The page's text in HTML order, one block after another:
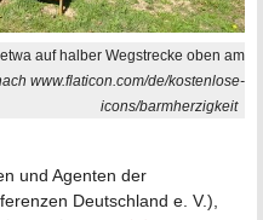
etwa auf halber Wegstrecke oben am
www.flaticon.com/de/kostenlose-
icons/barmherzigkeit
und Agenten der
Deutschland e. V.),